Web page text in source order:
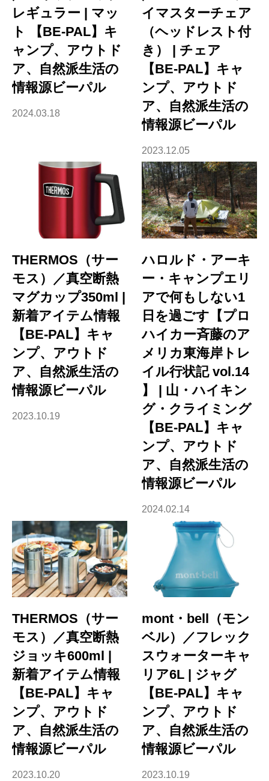
レギュラー | マッ
ト 【BE-PAL】キ
ャンプ、アウトド
ア、自然派生活の
情報源ビーパル
2024.03.18
イマスターチェア
（ヘッドレスト付
き） | チェア
【BE-PAL】キャ
ンプ、アウトド
ア、自然派生活の
情報源ビーパル
2023.12.05
THERMOS（サー
モス）／真空断熱
マグカップ350ml |
新着アイテム情報
【BE-PAL】キャ
ンプ、アウトド
ア、自然派生活の
情報源ビーパル
2023.10.19
ハロルド・アーキ
ー・キャンプエリ
アで何もしない1
日を過ごす【プロ
ハイカー斉藤のア
メリカ東海岸トレ
イル行状記 vol.14
】 | 山・ハイキン
グ・クライミング
【BE-PAL】キャ
ンプ、アウトド
ア、自然派生活の
情報源ビーパル
2024.02.14
THERMOS（サー
モス）／真空断熱
ジョッキ600ml |
新着アイテム情報
【BE-PAL】キャ
ンプ、アウトド
ア、自然派生活の
情報源ビーパル
2023.10.20
mont・bell（モン
ベル）／フレック
スウォーターキャ
リア6L | ジャグ
【BE-PAL】キャ
ンプ、アウトド
ア、自然派生活の
情報源ビーパル
2023.10.19